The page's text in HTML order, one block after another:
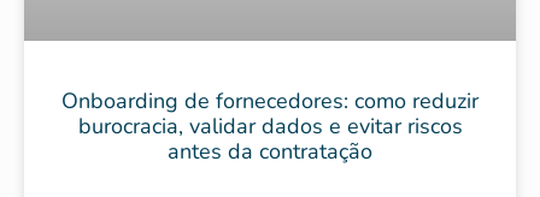
Onboarding de fornecedores: como reduzir
burocracia, validar dados e evitar riscos
antes da contratação